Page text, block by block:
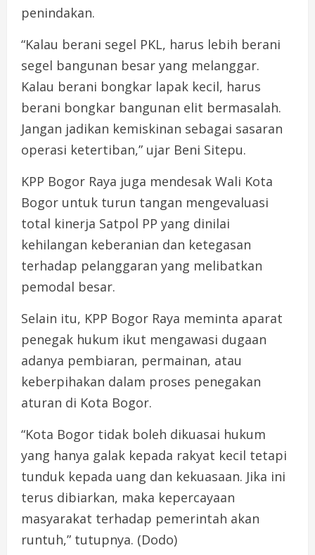
penindakan.
“Kalau berani segel PKL, harus lebih berani
segel bangunan besar yang melanggar.
Kalau berani bongkar lapak kecil, harus
berani bongkar bangunan elit bermasalah.
Jangan jadikan kemiskinan sebagai sasaran
operasi ketertiban,” ujar Beni Sitepu.
KPP Bogor Raya juga mendesak Wali Kota
Bogor untuk turun tangan mengevaluasi
total kinerja Satpol PP yang dinilai
kehilangan keberanian dan ketegasan
terhadap pelanggaran yang melibatkan
pemodal besar.
Selain itu, KPP Bogor Raya meminta aparat
penegak hukum ikut mengawasi dugaan
adanya pembiaran, permainan, atau
keberpihakan dalam proses penegakan
aturan di Kota Bogor.
“Kota Bogor tidak boleh dikuasai hukum
yang hanya galak kepada rakyat kecil tetapi
tunduk kepada uang dan kekuasaan. Jika ini
terus dibiarkan, maka kepercayaan
masyarakat terhadap pemerintah akan
runtuh,” tutupnya. (Dodo)